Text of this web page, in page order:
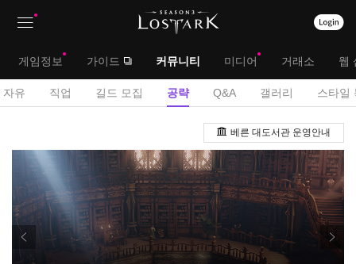
뉴
대
메
게임정보 가이드 커뮤니티 미디어 거래소 웹
서
메
뉴
자유 직업 길드 모집 공략 Q&A 갤러리 스타일
략
판
베른 대도서관 운영안내